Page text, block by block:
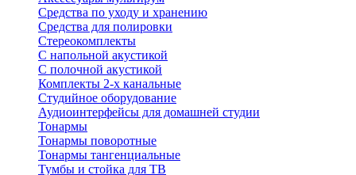
Средства по уходу и хранению
Средства для полировки
Стереокомплекты
C напольной акустикой
C полочной акустикой
Комплекты 2-х канальные
Студийное оборудование
Аудиоинтерфейсы для домашней студии
Тонармы
Тонармы поворотные
Тонармы тангенциальные
Тумбы и стойка для ТВ